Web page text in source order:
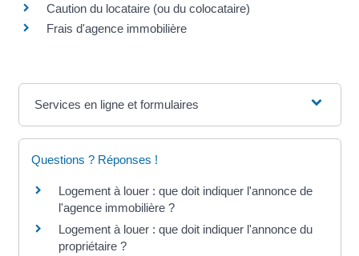
Caution du locataire (ou du colocataire)
Frais d'agence immobilière
Services en ligne et formulaires
Questions ? Réponses !
Logement à louer : que doit indiquer l'annonce de
l'agence immobilière ?
Logement à louer : que doit indiquer l'annonce du
propriétaire ?